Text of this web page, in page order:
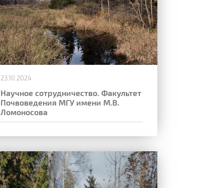
23.10.2024
Научное сотрудничество. Факультет
Почвоведения МГУ имени М.В.
Ломоносова